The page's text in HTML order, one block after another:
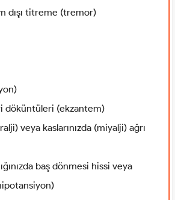
dışı titreme (tremor)
döküntüleri (ekzantem)
veya kaslarınızda (miyalji) ağrı
baş dönmesi hissi veya